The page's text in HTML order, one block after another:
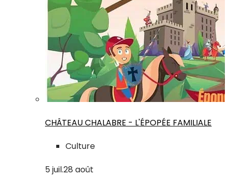
CHÂTEAU CHALABRE - L'ÉPOPÉE FAMILIALE
Culture
5 juil.28 août